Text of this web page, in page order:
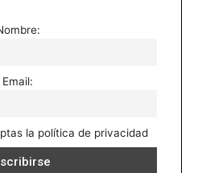
Email:
la política de privacidad